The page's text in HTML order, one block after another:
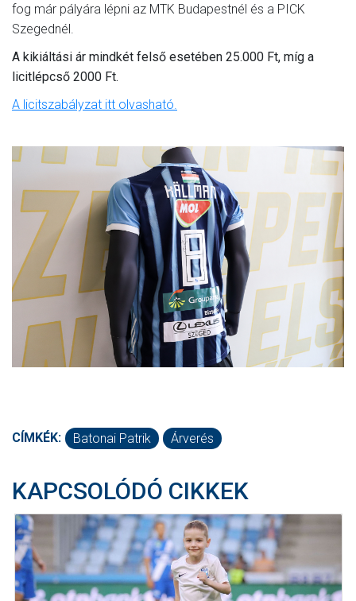
fog már pályára lépni az MTK Budapestnél és a PICK
Szegednél.
A kikiáltási ár mindkét felső esetében 25.000 Ft, míg a
licitlépcső 2000 Ft.
A licitszabályzat itt olvasható.
CÍMKÉK: Batonai Patrik Árverés
KAPCSOLÓDÓ CIKKEK